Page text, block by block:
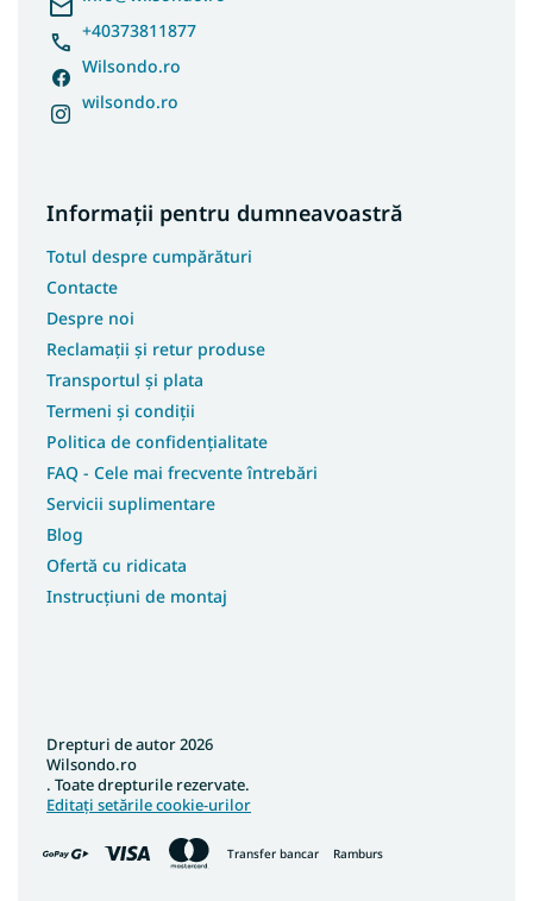
+40373811877
Wilsondo.ro
wilsondo.ro
Informații pentru dumneavoastră
Totul despre cumpărături
Contacte
Despre noi
Reclamații și retur produse
Transportul și plata
Termeni și condiții
Politica de confidențialitate
FAQ - Cele mai frecvente întrebări
Servicii suplimentare
Blog
Ofertă cu ridicata
Instrucțiuni de montaj
Transfer bancar Ramburs
Drepturi de autor 2026
Wilsondo.ro
. Toate drepturile rezervate.
Editați setările cookie-urilor